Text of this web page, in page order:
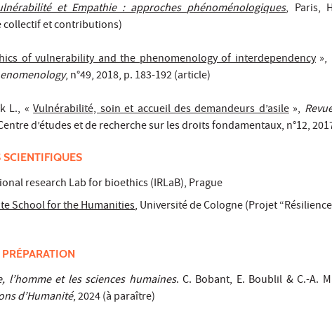
et Empathie : approches phénoménologiques, Paris,
collectif et contributions)
of vulnerability and the phenomenology of interdependency»,
, n°49, 2018, p. 183-192 (article)
L., «Vulnérabilité, soin et accueil des demandeurs d’asile»,
d’études et de recherche sur les droits fondamentaux, n°12,
research Lab for bioethics (IRLaB), Prague
School for the Humanities, Université de Cologne (Projet
l’homme et les sciences humaines. C. Bobant, E. Boublil & C.-A.
d’Humanité, 2024 (à paraître)